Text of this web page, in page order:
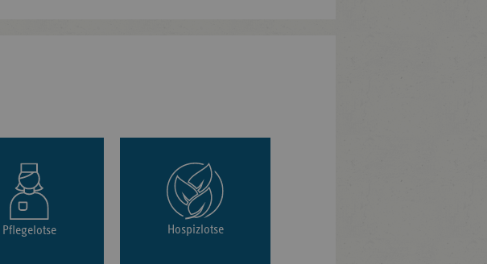
Pflegelotse Hospizlotse